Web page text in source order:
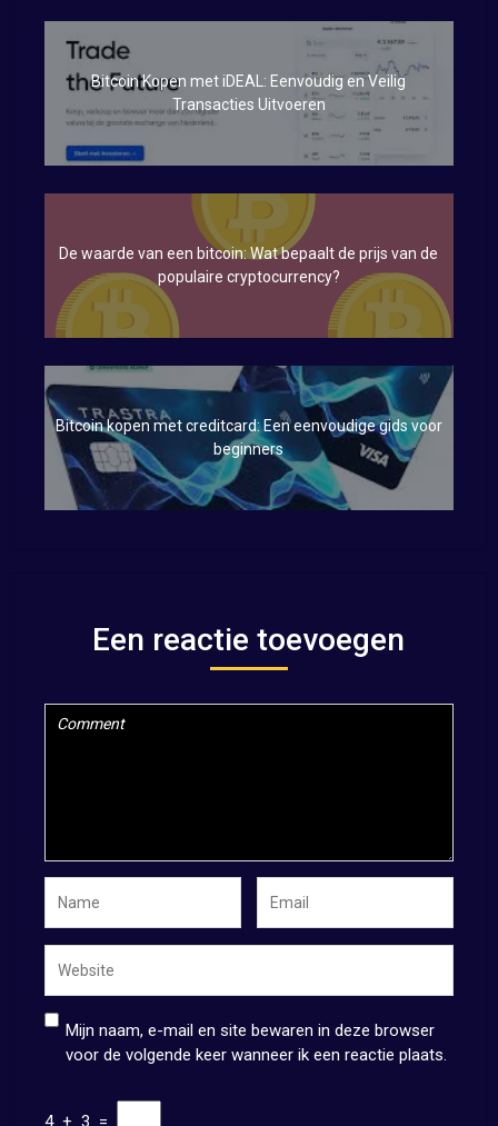
Bitcoin Kopen met iDEAL: Eenvoudig en Veilig
Transacties Uitvoeren
De waarde van een bitcoin: Wat bepaalt de prijs van de
populaire cryptocurrency?
Bitcoin kopen met creditcard: Een eenvoudige gids voor
beginners
Een reactie toevoegen
Mijn naam, e-mail en site bewaren in deze browser
voor de volgende keer wanneer ik een reactie plaats.
4 + 3 =